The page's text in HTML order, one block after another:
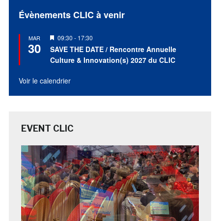
Évènements CLIC à venir
MAR
30
Mis
en
avant
09:30 - 17:30
SAVE THE DATE / Rencontre Annuelle
Culture & Innovation(s) 2027 du CLIC
Voir le calendrier
EVENT CLIC